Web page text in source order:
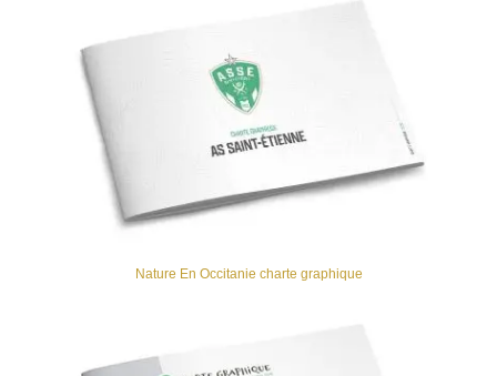
Nature En Occitanie charte graphique